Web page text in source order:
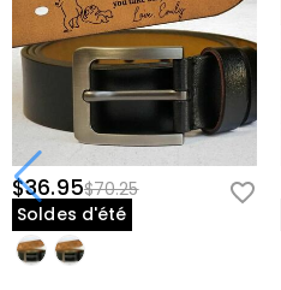
$36.95$70.25
Soldes d'été